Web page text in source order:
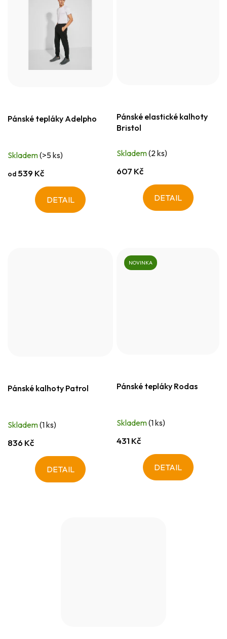
Pánské tepláky Adelpho
Skladem(>5 ks)
od 539 Kč
DETAIL
Pánské elastické kalhoty
Bristol
Skladem(2 ks)
607 Kč
DETAIL
Pánské kalhoty Patrol
Skladem(1 ks)
836 Kč
DETAIL
NOVINKA
Pánské tepláky Rodas
Skladem(1 ks)
431 Kč
DETAIL